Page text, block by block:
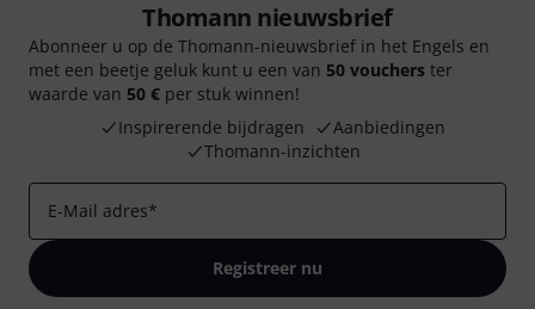
Thomann nieuwsbrief
Abonneer u op de Thomann-nieuwsbrief in het Engels en
met een beetje geluk kunt u een van 50 vouchers ter
waarde van 50 € per stuk winnen!
Inspirerende bijdragen
Aanbiedingen
Thomann-inzichten
E-Mail adres*
Registreer nu